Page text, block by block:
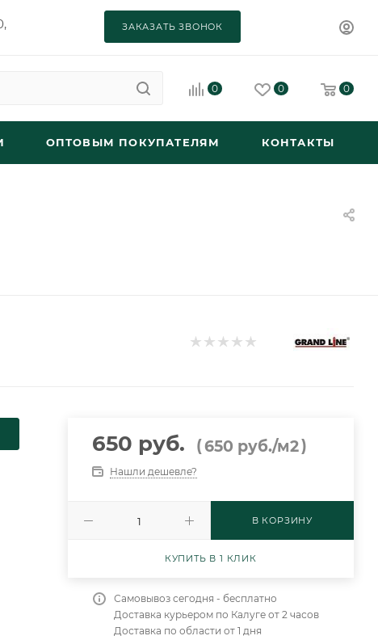
ЗАКАЗАТЬ ЗВОНОК
0 0 0
ОПТОВЫМ ПОКУПАТЕЛЯМ КОНТАКТЫ
650 руб. (650 руб./м2)
Нашли дешевле?
В КОРЗИНУ
КУПИТЬ В 1 КЛИК
Самовывоз сегодня - бесплатно
Доставка курьером по Калуге от 2 часов
Доставка по области от 1 дня